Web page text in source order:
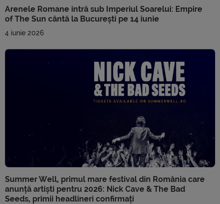
Arenele Romane intră sub Imperiul Soarelui: Empire
of The Sun cântă la București pe 14 iunie
4 iunie 2026
Summer Well, primul mare festival din România care
anunță artiști pentru 2026: Nick Cave & The Bad
Seeds, primii headlineri confirmați